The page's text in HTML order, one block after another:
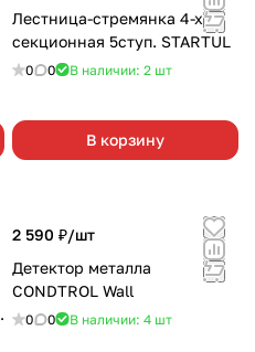
Лестница-стремянка 4-х
секционная 5ступ. STARTUL
0 0 В наличии: 2 шт
В корзину
2 590 ₽/шт
Детектор металла
CONDTROL Wall
0 0 В наличии: 4 шт